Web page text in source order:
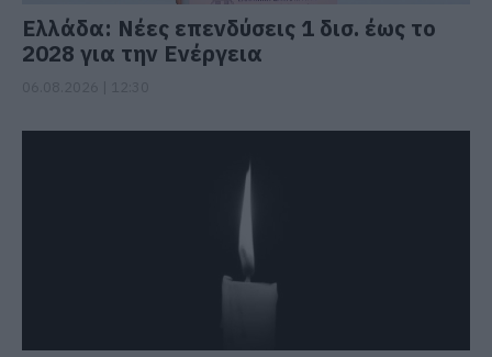
Ελλάδα: Νέες επενδύσεις 1 δισ. έως το
2028 για την Ενέργεια